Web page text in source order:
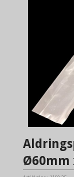
Ø60mm